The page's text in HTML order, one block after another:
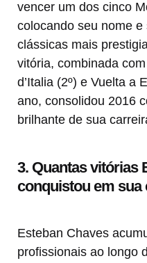
vencer um dos cinco
colocando seu nome
clássicas mais
vitória, combinada
d’Italia (2º) e Vuelta a
ano, consolidou 2016
brilhante de sua
3. Quantas vitórias
conquistou em
Esteban Chaves
profissionais ao longo